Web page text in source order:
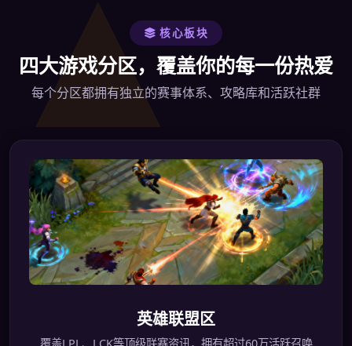
核心板块
四大游戏分区，覆盖你的每一份热爱
每个分区都拥有独立的赛事体系、攻略库和活跃社群
英雄联盟区